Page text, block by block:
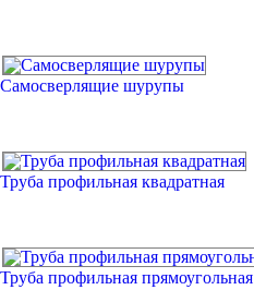
Самосверлящие шурупы
Труба профильная квадратная
Труба профильная прямоугольная